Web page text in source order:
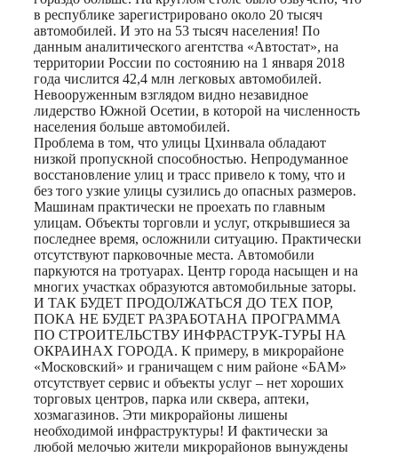
в республике зарегистрировано около 20 тысяч
автомобилей. И это на 53 тысяч населения! По
данным аналитического агентства «Автостат», на
территории России по состоянию на 1 января 2018
года числится 42,4 млн легковых автомобилей.
Невооруженным взглядом видно незавидное
лидерство Южной Осетии, в которой на численность
населения больше автомобилей.
Проблема в том, что улицы Цхинвала обладают
низкой пропускной способностью. Непродуманное
восстановление улиц и трасс привело к тому, что и
без того узкие улицы сузились до опасных размеров.
Машинам практически не проехать по главным
улицам. Объекты торговли и услуг, открывшиеся за
последнее время, осложнили ситуацию. Практически
отсутствуют парковочные места. Автомобили
паркуются на тротуарах. Центр города насыщен и на
многих участках образуются автомобильные заторы.
И ТАК БУДЕТ ПРОДОЛЖАТЬСЯ ДО ТЕХ ПОР,
ПОКА НЕ БУДЕТ РАЗРАБОТАНА ПРОГРАММА
ПО СТРОИТЕЛЬСТВУ ИНФРАСТРУК-ТУРЫ НА
ОКРАИНАХ ГОРОДА. К примеру, в микрорайоне
«Московский» и граничащем с ним районе «БАМ»
отсутствует сервис и объекты услуг – нет хороших
торговых центров, парка или сквера, аптеки,
хозмагазинов. Эти микрорайоны лишены
необходимой инфраструктуры! И фактически за
любой мелочью жители микрорайонов вынуждены